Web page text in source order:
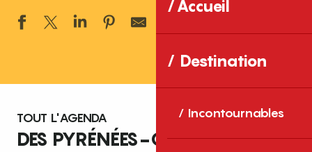
Accueil
Destination
Incontournables
TOUT L'AGENDA
DES PYRÉNÉES-ORIENTALES